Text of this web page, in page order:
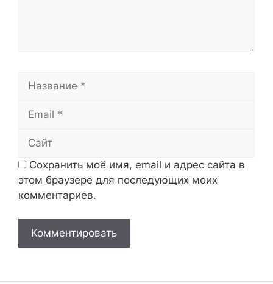
Название
Email
Сайт
Сохранить моё имя, email и адрес сайта в
этом браузере для последующих моих
комментариев.